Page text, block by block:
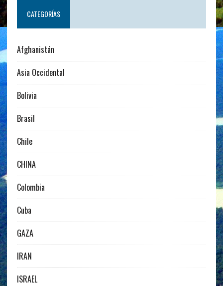
CATEGORÍAS
Afghanistán
Asia Occidental
Bolivia
Brasil
Chile
CHINA
Colombia
Cuba
GAZA
IRAN
ISRAEL